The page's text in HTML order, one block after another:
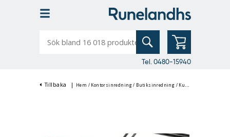
bland
Tel. 0480-15940
Tillbaka | Hem / Kontorsinredning / Butiksinredning / Kundkorgar & Butikskorgar